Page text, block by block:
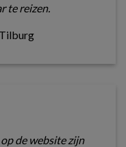
te reizen.
Tilburg
de website zijn